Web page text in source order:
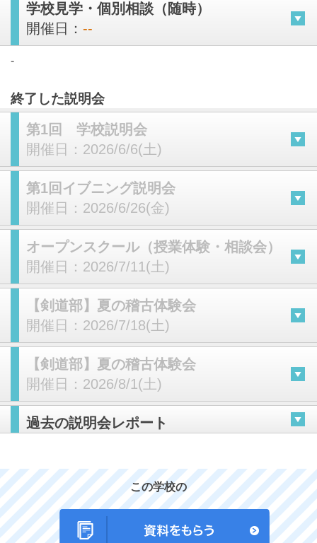
学校見学・個別相談（随時）
開催日： --
-
終了した説明会
第1回 学校説明会
開催日： 2026/6/6(土)
第1回イブニング説明会
開催日： 2026/6/26(金)
オープンスクール（授業体験・相談会）
開催日： 2026/7/11(土)
【剣道部】夏の稽古体験会
開催日： 2026/7/18(土)
【剣道部】夏の稽古体験会
開催日： 2026/8/1(土)
過去の説明会レポート
この学校の